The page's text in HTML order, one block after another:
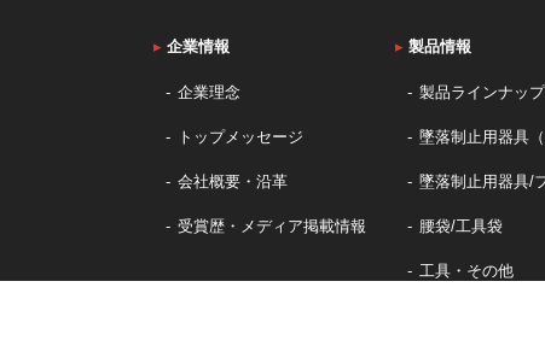
▸ 企業情報
企業理念
トップメッセージ
会社概要・沿革
受賞歴・メディア掲載情報
▸製品情報
製品ラインナップ
墜落制止用器具
墜落制止用器具/
腰袋/工具袋
工具・その他